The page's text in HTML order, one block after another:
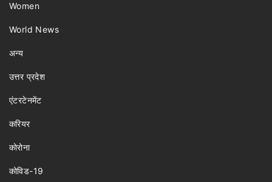
Women
World News
अन्य
उत्तर प्रदेश
एंटरटेनमेंट
करियर
कोरोना
कोविड-19